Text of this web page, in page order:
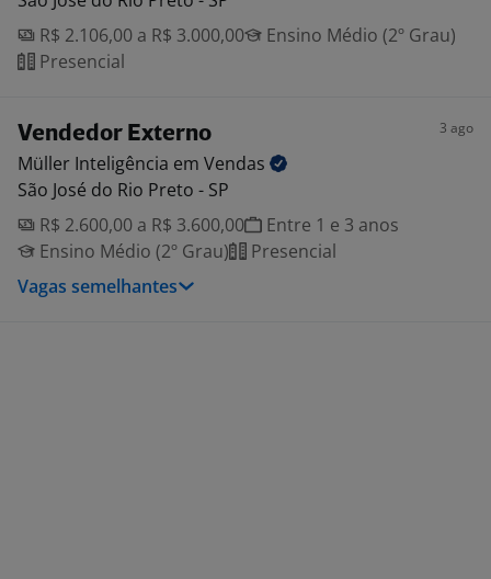
R$ 2.106,00 a R$ 3.000,00
Ensino Médio (2º Grau)
Presencial
Vendedor Externo 3 ago
Müller Inteligência em Vendas
São José do Rio Preto - SP
R$ 2.600,00 a R$ 3.600,00
Entre 1 e 3 anos
Ensino Médio (2º Grau)
Presencial
Vagas semelhantes